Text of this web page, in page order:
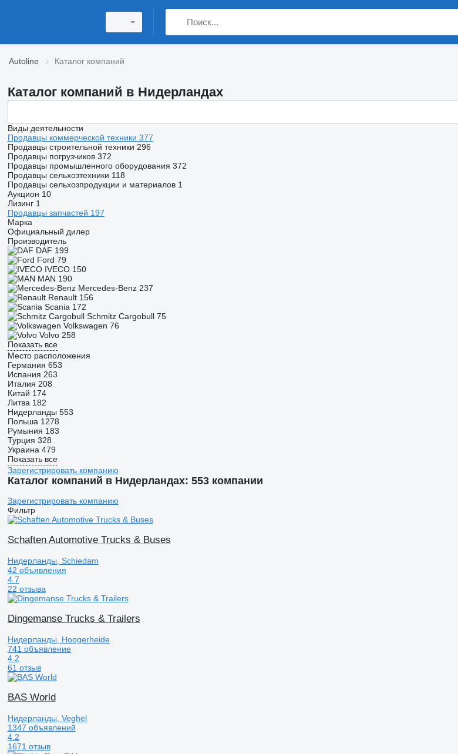
Autoline Каталог компаний
Каталог компаний в Нидерландах
Виды деятельности
Продавцы коммерческой техники 377
Продавцы строительной техники 296
Продавцы погрузчиков 372
Продавцы промышленного оборудования 372
Продавцы сельхозтехники 118
Продавцы сельхозпродукции и материалов 1
Аукцион 10
Лизинг 1
Продавцы запчастей 197
Марка
Официальный дилер
Производитель
DAF 199
Ford 79
IVECO 150
MAN 190
Mercedes-Benz 237
Renault 156
Scania 172
Schmitz Cargobull 75
Volkswagen 76
Volvo 258
Показать все
Место расположения
Германия 653
Испания 263
Италия 208
Китай 174
Литва 182
Нидерланды 553
Польша 1278
Румыния 183
Турция 328
Украина 479
Показать все
Зарегистрировать компанию
Каталог компаний в Нидерландах: 553 компании
Зарегистрировать компанию
Фильтр
Schaften Automotive Trucks & Buses
Нидерланды, Schiedam
42 объявления
4.7
22 отзыва
Dingemanse Trucks & Trailers
Нидерланды, Hoogerheide
741 объявление
4.2
61 отзыв
BAS World
Нидерланды, Veghel
1347 объявлений
4.2
1671 отзыв